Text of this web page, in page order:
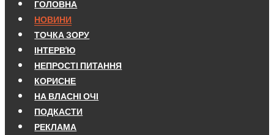
ГОЛОВНА
НОВИНИ
ТОЧКА ЗОРУ
ІНТЕРВ'Ю
НЕПРОСТІ ПИТАННЯ
КОРИСНЕ
НА ВЛАСНІ ОЧІ
ПОДКАСТИ
РЕКЛАМА